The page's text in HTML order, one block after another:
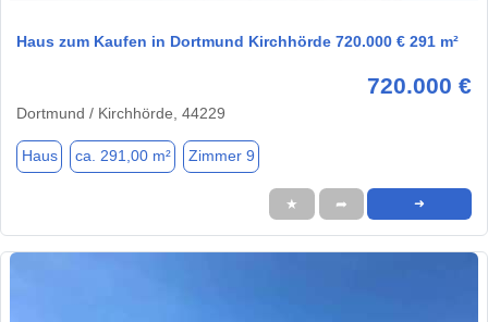
Haus zum Kaufen in Dortmund Kirchhörde 720.000 € 291 m²
720.000 €
Dortmund / Kirchhörde, 44229
Haus ca. 291,00 m² Zimmer 9
★ ➦ ➜